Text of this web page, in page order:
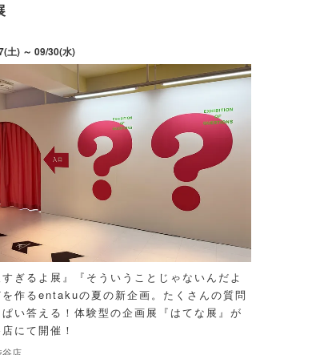
土) ～ 09/30(水)
すぎるよ展』『そういうことじゃないんだよ
を作るentakuの夏の新企画。たくさんの質問
い答える！体験型の企画展『はてな展』が
にて開催！